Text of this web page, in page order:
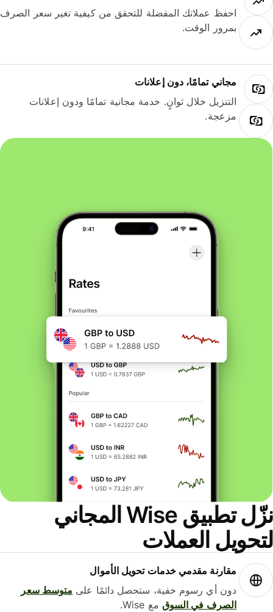
احفظ عملاتك المفضلة للتحقق من كيفية تغير سعر الصرف
بمرور الوقت.
مجاني تمامًا، دون إعلانات
التنزيل خلال ثوانٍ. خدمة مجانية تمامًا ودون إعلانات
مزعجة.
نزّل تطبيق Wise المجاني
العملات
مقارنة مقدمي خدمات تحويل الأموال
دون أي رسوم خفية، ستحصل دائمًا علىمتوسط ​​سعر
الصرف في السوقمع Wise.